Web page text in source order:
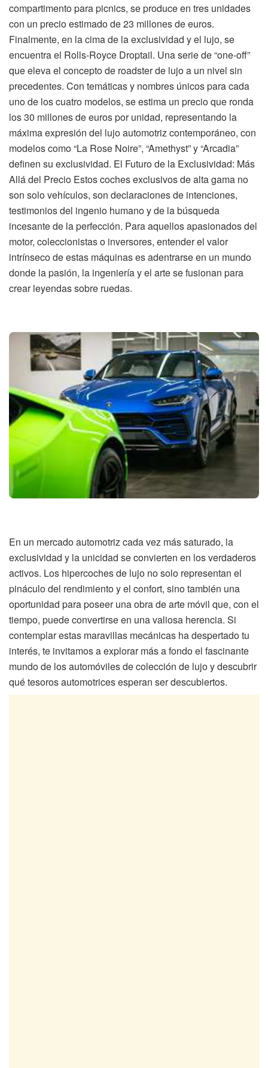
compartimento para picnics, se produce en tres unidades
con un precio estimado de 23 millones de euros.
Finalmente, en la cima de la exclusividad y el lujo, se
encuentra el Rolls-Royce Droptail. Una serie de “one-off”
que eleva el concepto de roadster de lujo a un nivel sin
precedentes. Con temáticas y nombres únicos para cada
uno de los cuatro modelos, se estima un precio que ronda
los 30 millones de euros por unidad, representando la
máxima expresión del lujo automotriz contemporáneo, con
modelos como “La Rose Noire”, “Amethyst” y “Arcadia”
definen su exclusividad. El Futuro de la Exclusividad: Más
Allá del Precio Estos coches exclusivos de alta gama no
son solo vehículos, son declaraciones de intenciones,
testimonios del ingenio humano y de la búsqueda
incesante de la perfección. Para aquellos apasionados del
motor, coleccionistas o inversores, entender el valor
intrínseco de estas máquinas es adentrarse en un mundo
donde la pasión, la ingeniería y el arte se fusionan para
crear leyendas sobre ruedas.
En un mercado automotriz cada vez más saturado, la
exclusividad y la unicidad se convierten en los verdaderos
activos. Los hipercoches de lujo no solo representan el
pináculo del rendimiento y el confort, sino también una
oportunidad para poseer una obra de arte móvil que, con el
tiempo, puede convertirse en una valiosa herencia. Si
contemplar estas maravillas mecánicas ha despertado tu
interés, te invitamos a explorar más a fondo el fascinante
mundo de los automóviles de colección de lujo y descubrir
qué tesoros automotrices esperan ser descubiertos.